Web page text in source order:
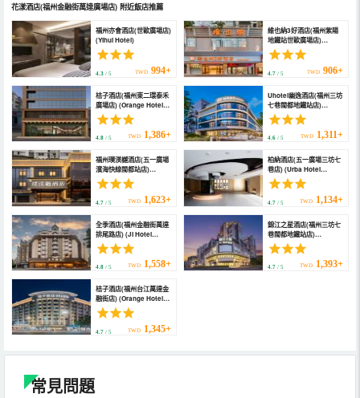
花漾酒店(福州金融街萬達廣場店) 附近飯店推薦
福州亦會酒店(世歐廣場店)
(Yihui Hotel)
4.3 / 5 TWD 994+
維也納3好酒店(福州紫陽
地鐵站世歐廣場店)
(Vienna 3 Best Hotel)
4.7/ 5 TWD 906+
桔子酒店(福州東二環泰禾
廣場店) (Orange Hotel
(Fuzhou East Second
Ring Tahoe Plaza))
4.8 / 5 TWD 1,386+
Uhotel幽逸酒店(福州三坊
七巷閩都地鐵站店)
(Fuzhou You Yi Hotel)
4.6/ 5 TWD 1,311+
福州璞渼樾酒店(五一廣場
濱海快線閩都站店)
(Fuzhou Pumeiyue
Hotel (Shidou
Wangzhuang, Mindu
Station of Binhai
4.7 / 5 TWD 1,623+
柏納酒店(五一廣場三坊七
巷店) (Urba Hotel
(Shiouwangzhuang
Sanfang Qixiang
4.7/ 5 TWD 1,134+
全季酒店(福州金融街萬達
排尾路店) (JI Hotel
(Fuzhou Financial
Street Wanda Paiwei
Road))
4.8 / 5 TWD 1,558+
錦江之星酒店(福州三坊七
巷閩都地鐵站店)
(Jinjiang Inn (Fuzhou
Wuyi Square Shuibu
Subway Station))
4.7/ 5 TWD 1,393+
桔子酒店(福州台江萬達金
融街店) (Orange Hotel
Fuzhou Taijiang Wanda
Financial Street)
4.7 / 5 TWD 1,345+
常見問題